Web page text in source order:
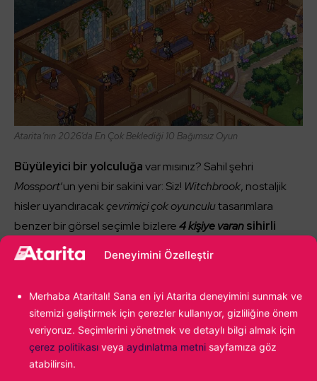
Deneyimini Özelleştir
Merhaba Ataritalı! Sana en iyi Atarita deneyimini sunmak ve
sitemizi geliştirmek için çerezler kullanıyor, gizliliğine önem
veriyoruz. Seçimlerini yönetmek ve detaylı bilgi almak için
çerez politikası veya aydınlatma metni sayfamıza göz
atabilirsin.
Atarita’nın 2026’da En Çok Beklediği 10 Bağımsız Oyun
Büyüleyici bir yolculuğavar mısınız? Sahil şehri
Mossport‘un yeni bir sakini var: Siz! Witchbrook, nostaljik
hisler uyandıracakçevrimiçi çok oyunculutasarımlara
benzer bir görsel seçimle bizlere4 kişiye varansihirli
saatler
vadediyor. Dilerseniz tek süpürge
meclis olarak Mossport
yaşamına karışın ve onların bir
Yaşam simülasyonu türüne bir de bu gözden bakın:
Güçlerinizi geliştirin, yeni başarımlar edinin, evinizi ve
görünüşünüzü kendinize özgü hâle getirerek harika